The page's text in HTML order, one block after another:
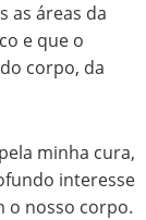
as áreas da
e que o
corpo, da
minha cura,
interesse
o nosso corpo.